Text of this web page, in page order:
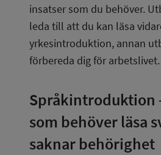
insatser som du behöver.
leda till att du kan läsa
yrkesintroduktion, annan
förbereda dig för arbetslivet.
Språkintroduktion
som behöver läsa
saknar behörighet